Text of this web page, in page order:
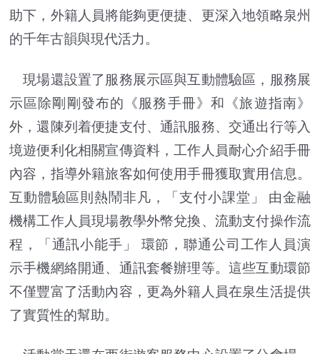
助下，外籍人員將能夠更便捷、更深入地領略泉州
的千年古韻與現代活力。
現場還設置了服務展示區與互動體驗區，服務展
示區除剛剛發布的《服務手冊》和《旅遊指南》
外，還陳列着便捷支付、通訊服務、交通出行等入
境遊便利化相關宣傳資料，工作人員耐心介紹手冊
內容，指導外籍旅客如何使用手冊獲取實用信息。
互動體驗區則熱鬧非凡，「支付小課堂」 由金融
機構工作人員現場教學外幣兌換、流動支付操作流
程，「通訊小能手」 環節，聯通公司工作人員演
示手機網絡開通、通訊套餐辦理等。這些互動環節
不僅豐富了活動內容，更為外籍人員在泉生活提供
了實質性的幫助。